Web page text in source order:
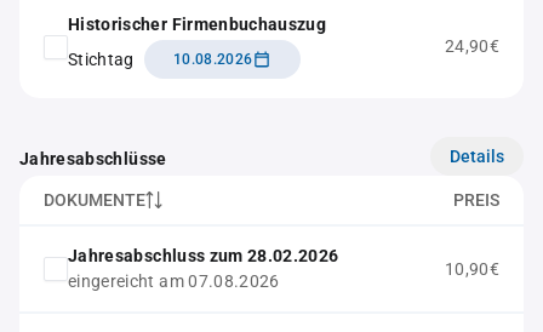
Historischer Firmenbuchauszug
Stichtag
10.08.2026
24,90€
Jahresabschlüsse Details
DOKUMENTE PREIS
Jahresabschluss zum 28.02.2026
eingereicht am 07.08.2026
10,90€